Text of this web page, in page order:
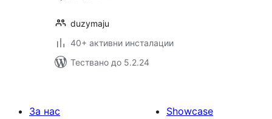
duzymaju
40+ активни инсталации
Тествано до 5.2.24
За нас
Showcase